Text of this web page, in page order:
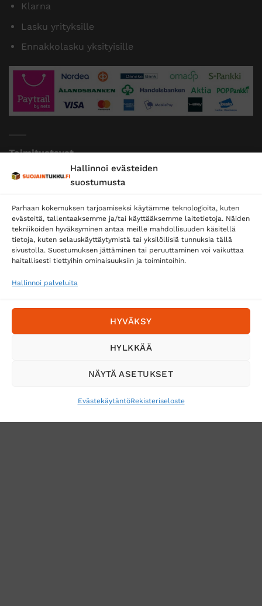
Hallinnoi evästeiden
suostumusta
Parhaan kokemuksen tarjoamiseksi käytämme teknologioita, kuten
evästeitä, tallentaaksemme ja/tai käyttääksemme laitetietoja. Näiden
tekniikoiden hyväksyminen antaa meille mahdollisuuden käsitellä
tietoja, kuten selauskäyttäytymistä tai yksilöllisiä tunnuksia tällä
sivustolla. Suostumuksen jättäminen tai peruuttaminen voi vaikuttaa
haitallisesti tiettyihin ominaisuuksiin ja toimintoihin.
Hallinnoi palveluita
HYVÄKSY
HYLKKÄÄ
NÄYTÄ ASETUKSET
EvästekäytäntöRekisteriseloste
Klarna
Lasku yrityksille
Ennakkolasku yksityisille
Toimitustavat
Posti
Postnord
Tilaa uutiskirje ja saat erikoisalennuksia